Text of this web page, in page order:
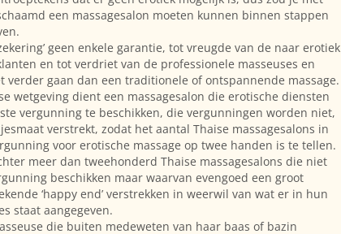
een massagesalon moeten kunnen binnen stappen
geen enkele garantie, tot vreugde van de naar erotiek
en tot verdriet van de professionele masseuses en
verder gaan dan een traditionele of ontspannende massage.
wetgeving dient een massagesalon die erotische diensten
vergunning te beschikken, die vergunningen worden niet,
verstrekt, zodat het aantal Thaise massagesalons in
voor erotische massage op twee handen is te tellen.
meer dan tweehonderd Thaise massagesalons die niet
beschikken maar waarvan evengoed een groot
‘happy end’ verstrekken in weerwil van wat er in hun
staat aangegeven.
die buiten medeweten van haar baas of bazin